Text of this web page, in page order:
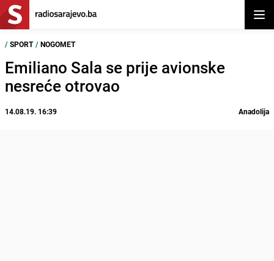
/ SPORT / NOGOMET
Emiliano Sala se prije avionske
nesreće otrovao
14.08.19. 16:39 Anadolija